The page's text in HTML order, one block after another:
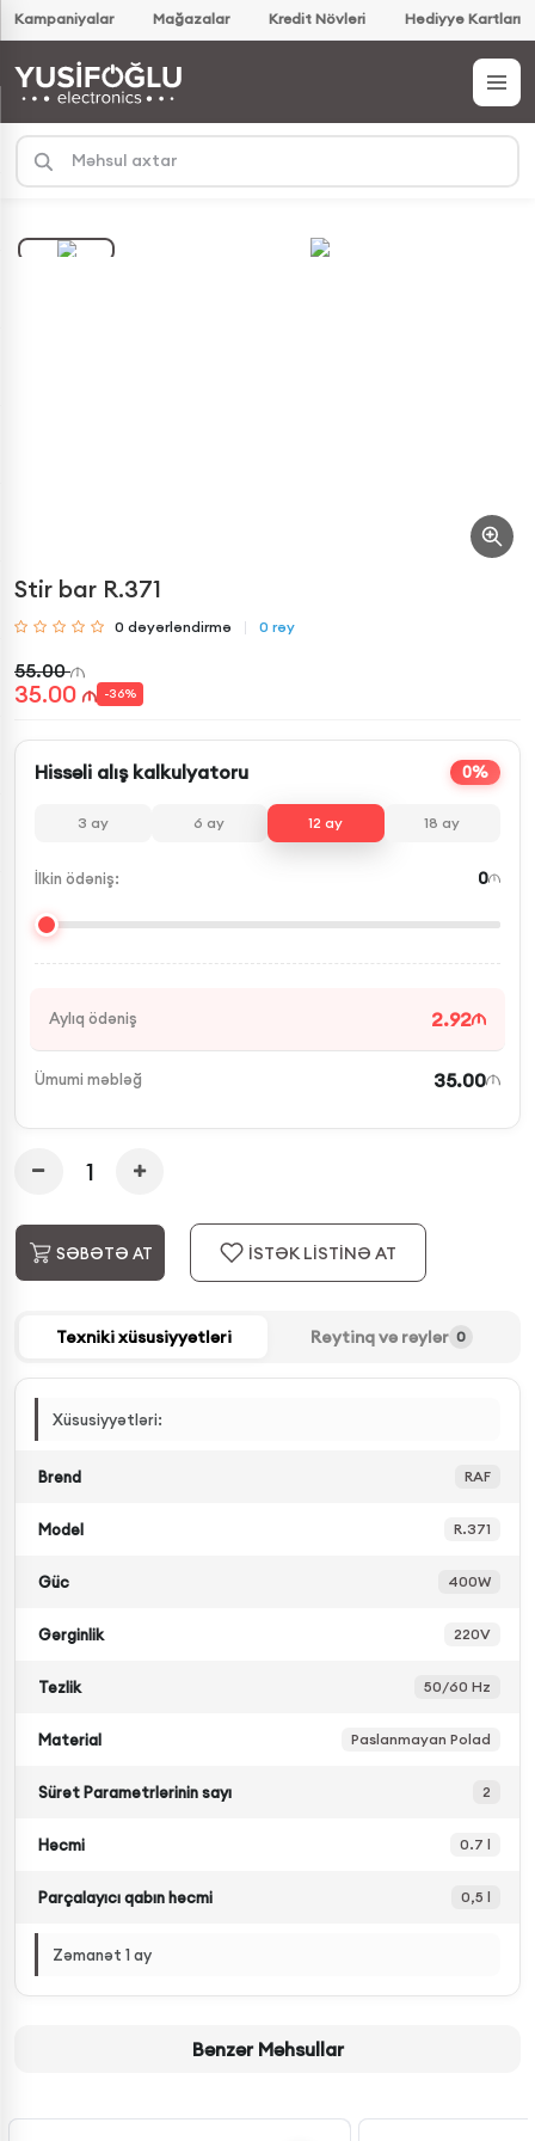
Kampaniyalar Mağazalar Kredit Növləri Hədiyyə Kartları
Stir bar R.371
0 dəyərləndirmə 0 rəy
55.00
35.00 -36%
Hissəli alış kalkulyatoru 0%
3 ay 6 ay 12 ay 18 ay
İlkin ödəniş: 0
Aylıq ödəniş 2.92
Ümumi məbləğ 35.00
SƏBƏTƏ AT İSTƏK LİSTİNƏ AT
Texniki xüsusiyyətləri Reytinq və rəylər 0
Xüsusiyyətləri:
Brend RAF
Model R.371
Güc 400W
Gərginlik 220V
Tezlik 50/60 Hz
Material Paslanmayan Polad
Sürət Parametrlərinin sayı 2
Həcmi 0.7 l
Parçalayıcı qabın həcmi 0,5 l
Zəmanət 1 ay
Bənzər Məhsullar